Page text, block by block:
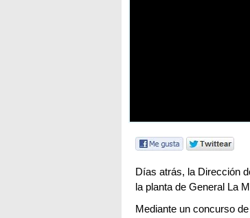
Días atrás, la Dirección
la planta de General La
Mediante un concurso